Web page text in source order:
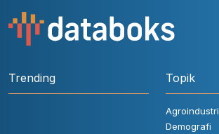
Trending Topik
Agroindustri
Demografi